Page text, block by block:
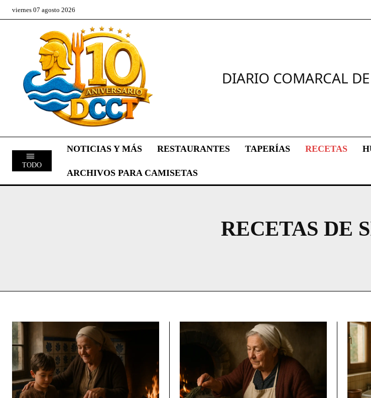
viernes 07 agosto 2026
DIARIO COMARCAL
TODO
NOTICIAS Y MÁS RESTAURANTES TAPERÍAS RECETAS
ARCHIVOS PARA CAMISETAS
RECETAS DE